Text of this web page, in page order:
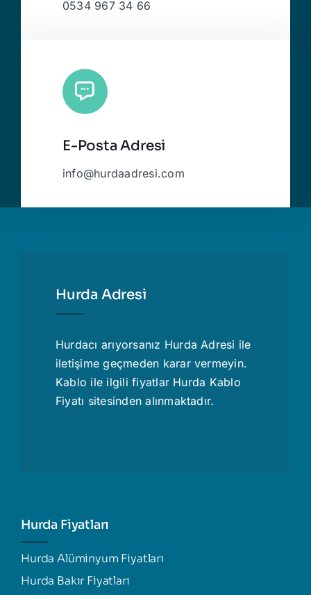
0534 967 34 66
E-Posta Adresi
info@hurdaadresi.com
Hurda Adresi
Hurdacı arıyorsanız Hurda Adresi ile
iletişime geçmeden karar vermeyin.
Kablo ile ilgili fiyatlar Hurda Kablo
Fiyatı sitesinden alınmaktadır.
Hurda Fiyatları
Hurda Alüminyum Fiyatları
Hurda Bakır Fiyatları